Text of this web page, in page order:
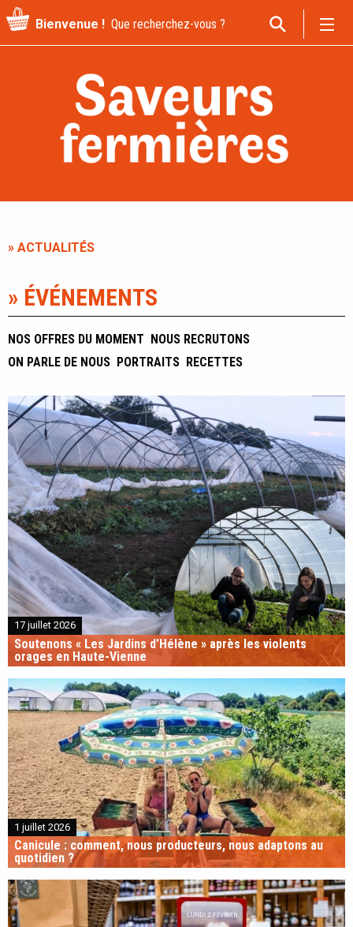
Recherche
pour
Bienvenue !
» ACTUALITÉS
» ÉVÉNEMENTS
NOS OFFRES DU MOMENT
NOUS RECRUTONS
ON PARLE DE NOUS PORTRAITS RECETTES
17 juillet 2026
Soutenons « Les Jardins d’Hélène » après les violents
orages en Haute-Vienne
1 juillet 2026
Canicule : comment, nous producteurs, nous adaptons au
quotidien ?